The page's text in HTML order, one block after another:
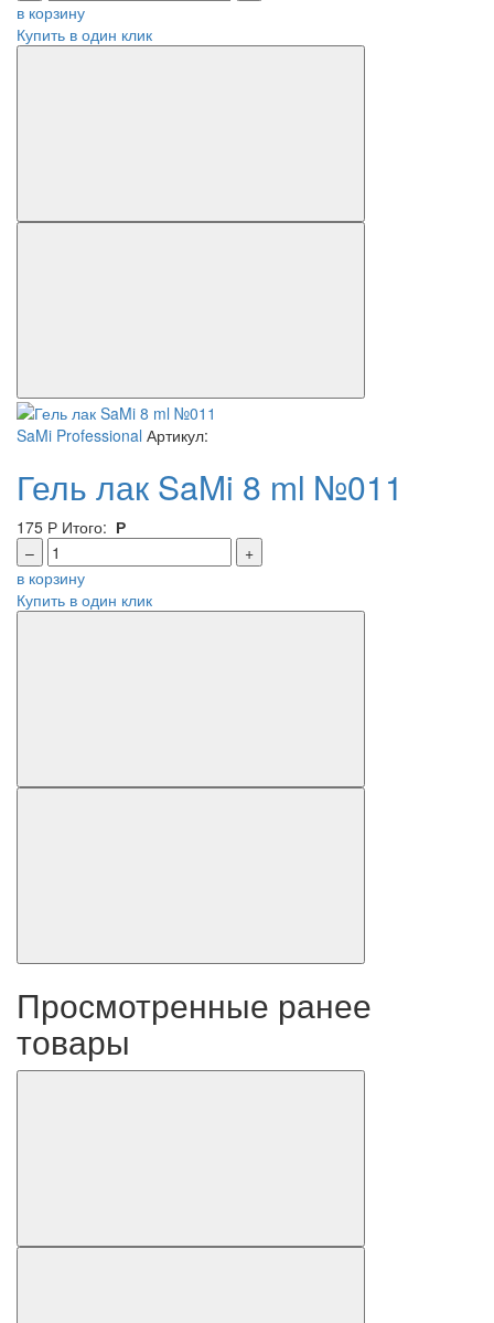
в корзину
Купить в один клик
SaMi Professional Артикул:
Гель лак SaMi 8 ml №011
175 Р Итого: Р
–
+
в корзину
Купить в один клик
Просмотренные ранее
товары